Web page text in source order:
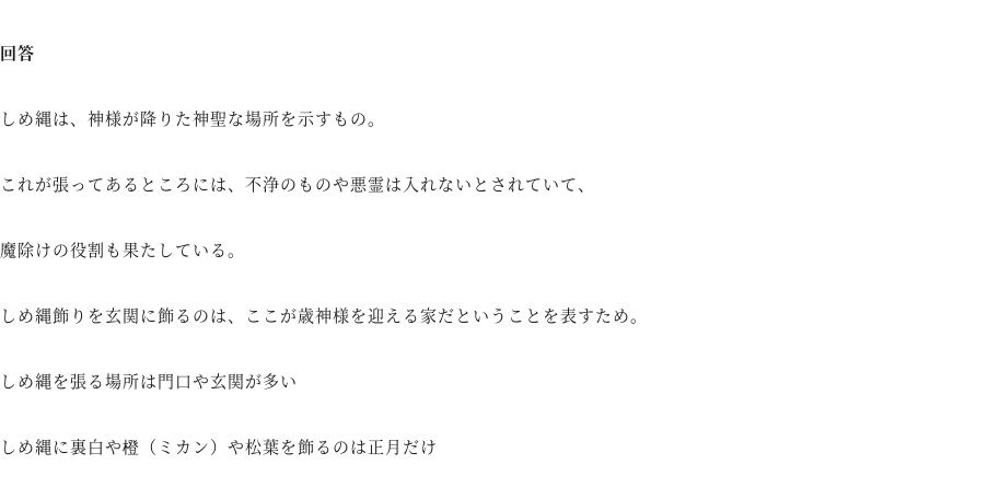
回答
しめ縄は、神様が降りた神聖な場所を示すもの。
これが張ってあるところには、不浄のものや悪霊は入れないとされていて、
魔除けの役割も果たしている。
しめ縄飾りを玄関に飾るのは、ここが歳神様を迎える家だということを表すため。
しめ縄を張る場所は門口や玄関が多い
しめ縄に裏白や橙（ミカン）や松葉を飾るのは正月だけ